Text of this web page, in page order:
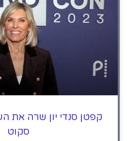
קפטן סנדי יון שרה את
סקוט